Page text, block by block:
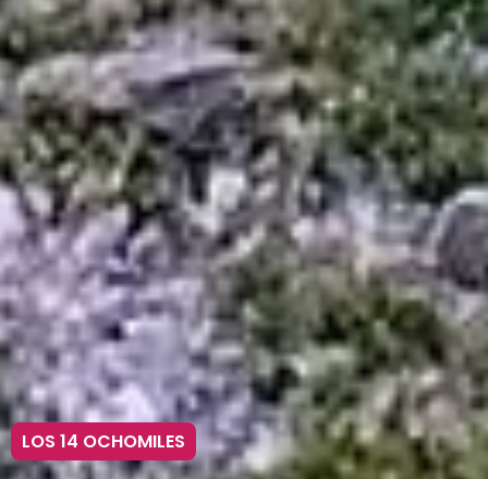
LOS 14 OCHOMILES